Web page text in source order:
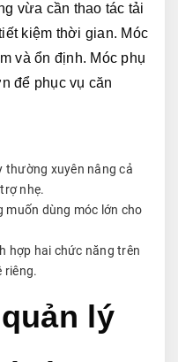
vừa cần thao tác tải
kiệm thời gian. Móc
và ổn định. Móc phụ
để phục vụ căn
thường xuyên nâng cả
nhẹ.
muốn dùng móc lớn cho
hợp hai chức năng trên
riêng.
lý